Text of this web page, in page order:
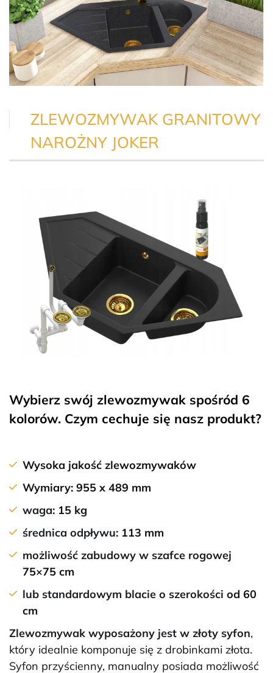
ZLEWOZMYWAK GRANITOWY
NAROŻNY JOKER
Wybierz swój zlewozmywak spośród 6
kolorów. Czym cechuje się nasz produkt?
Wysoka jakość zlewozmywaków
Wymiary: 955 x 489 mm
waga: 15 kg
średnica odpływu: 113 mm
możliwość zabudowy w szafce rogowej
75×75 cm
lub standardowym blacie o szerokości od 60
cm
Zlewozmywak wyposażony jest w złoty syfon,
który idealnie komponuje się z drobinkami złota.
Syfon przyścienny, manualny posiada możliwość